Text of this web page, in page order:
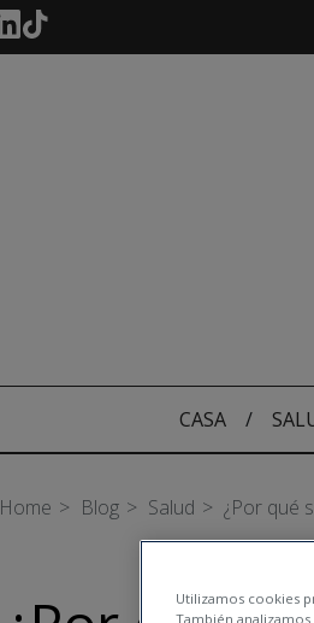
CASA /
Home Blog Salud ¿Por qué
Utilizamos cookies
También